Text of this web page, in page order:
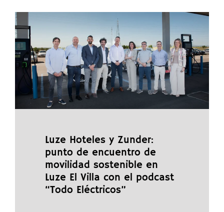
Luze Hoteles y Zunder:
punto de encuentro de
movilidad sostenible en
Luze El Villa con el podcast
“Todo Eléctricos”